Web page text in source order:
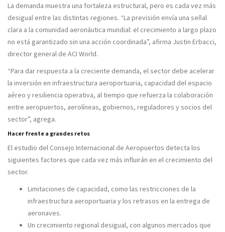
La demanda muestra una fortaleza estructural, pero es cada vez más
desigual entre las distintas regiones. “La previsión envía una señal
clara a la comunidad aeronáutica mundial: el crecimiento a largo plazo
no está garantizado sin una acción coordinada”, afirma Justin Erbacci,
director general de ACI World.
“Para dar respuesta a la creciente demanda, el sector debe acelerar
la inversión en infraestructura aeroportuaria, capacidad del espacio
aéreo y resiliencia operativa, al tiempo que refuerza la colaboración
entre aeropuertos, aerolíneas, gobiernos, reguladores y socios del
sector”, agrega.
Hacer frente a grandes retos
El estudio del Consejo Internacional de Aeropuertos detecta los
siguientes factores que cada vez más influirán en el crecimiento del
sector.
Limitaciones de capacidad, como las restricciones de la
infraestructura aeroportuaria y los retrasos en la entrega de
aeronaves.
Un crecimiento regional desigual, con algunos mercados que